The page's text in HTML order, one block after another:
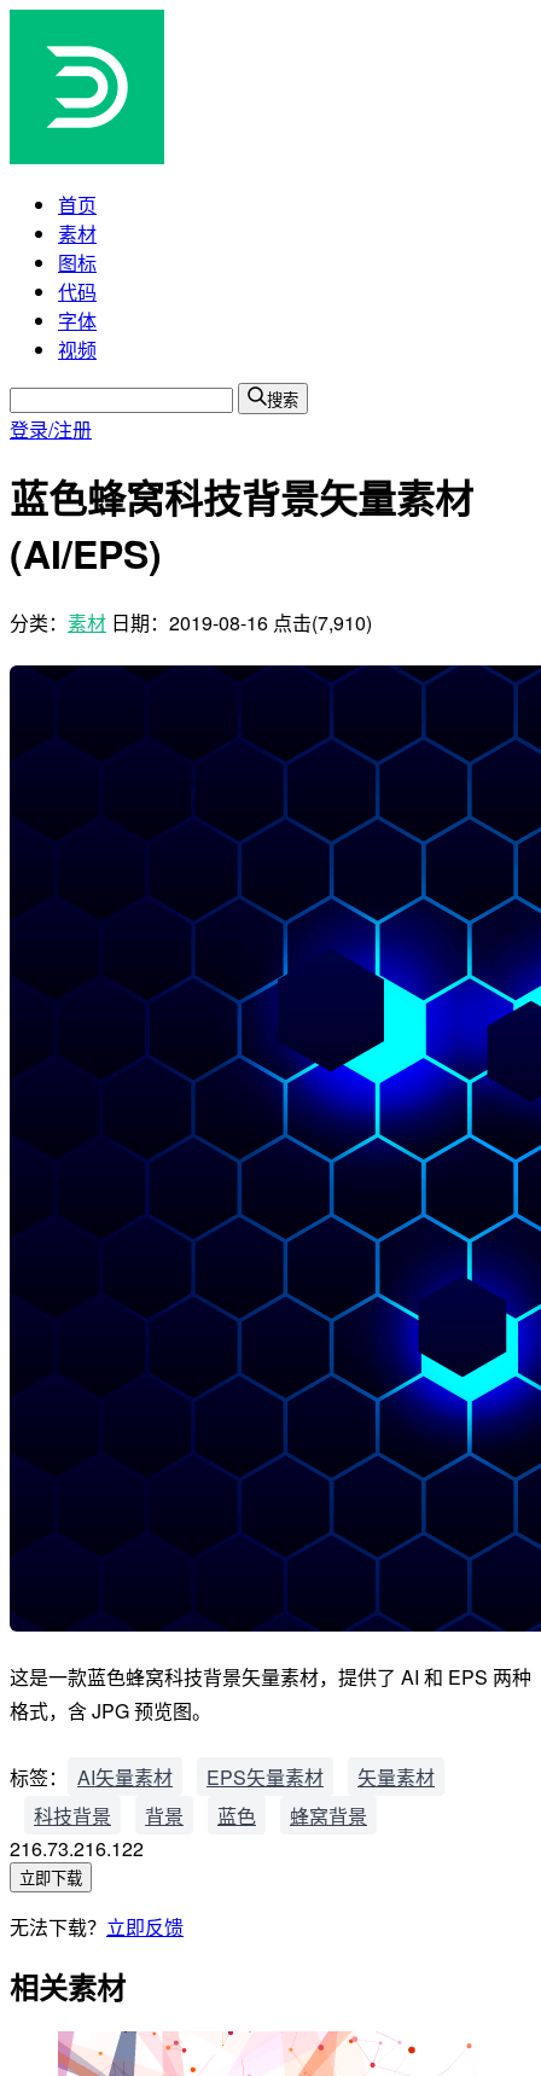
首页
素材
图标
代码
字体
视频
搜索
登录/注册
蓝色蜂窝科技背景矢量素材
(AI/EPS)
分类： 素材 日期： 2019-08-16 点击(7,910)
这是一款蓝色蜂窝科技背景矢量素材，提供了 AI 和 EPS 两种
格式，含 JPG 预览图。
标签： AI矢量素材 EPS矢量素材
矢量素材
科技背景
背景 蓝色
蜂窝背景
216.73.216.122
立即下载
无法下载？ 立即反馈
相关素材